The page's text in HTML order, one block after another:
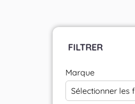
FILTRER
Marque
Sélectionner les